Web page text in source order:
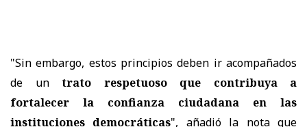
"Sin embargo, estos principios deben ir acompañados
de un trato respetuoso que contribuya a
fortalecer la confianza ciudadana en las
instituciones democráticas", añadió la nota que